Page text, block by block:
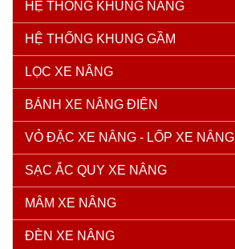
HỆ THỐNG KHUNG NÂNG
HỆ THỐNG KHUNG GẦM
LỌC XE NÂNG
BÁNH XE NÂNG ĐIỆN
VỎ ĐẶC XE NÂNG - LỐP XE NÂNG
SẠC ẮC QUY XE NÂNG
MÂM XE NÂNG
ĐÈN XE NÂNG